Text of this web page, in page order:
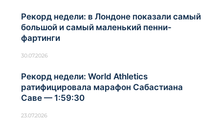
Рекорд недели: в Лондоне показали самый
большой и самый маленький пенни-
фартинги
30.07.2026
Рекорд недели: World Athletics
ратифицировала марафон Сабастиана
Саве — 1:59:30
23.07.2026